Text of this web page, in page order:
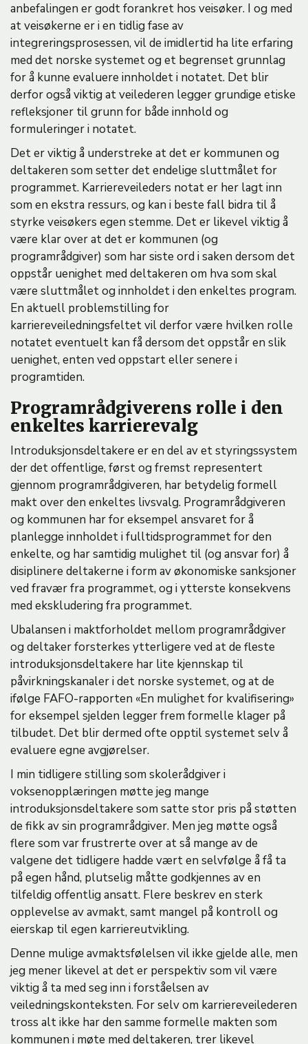
anbefalingen er godt forankret hos veisøker. I og med
at veisøkerne er i en tidlig fase av
integreringsprosessen, vil de imidlertid ha lite erfaring
med det norske systemet og et begrenset grunnlag
for å kunne evaluere innholdet i notatet. Det blir
derfor også viktig at veilederen legger grundige etiske
refleksjoner til grunn for både innhold og
formuleringer i notatet.
Det er viktig å understreke at det er kommunen og
deltakeren som setter det endelige sluttmålet for
programmet. Karriereveileders notat er her lagt inn
som en ekstra ressurs, og kan i beste fall bidra til å
styrke veisøkers egen stemme. Det er likevel viktig å
være klar over at det er kommunen (og
programrådgiver) som har siste ord i saken dersom det
oppstår uenighet med deltakeren om hva som skal
være sluttmålet og innholdet i den enkeltes program.
En aktuell problemstilling for
karriereveiledningsfeltet vil derfor være hvilken rolle
notatet eventuelt kan få dersom det oppstår en slik
uenighet, enten ved oppstart eller senere i
programtiden.
Programrådgiverens rolle i den
enkeltes karrierevalg
Introduksjonsdeltakere er en del av et styringssystem
der det offentlige, først og fremst representert
gjennom programrådgiveren, har betydelig formell
makt over den enkeltes livsvalg. Programrådgiveren
og kommunen har for eksempel ansvaret for å
planlegge innholdet i fulltidsprogrammet for den
enkelte, og har samtidig mulighet til (og ansvar for) å
disiplinere deltakerne i form av økonomiske sanksjoner
ved fravær fra programmet, og i ytterste konsekvens
med ekskludering fra programmet.
Ubalansen i maktforholdet mellom programrådgiver
og deltaker forsterkes ytterligere ved at de fleste
introduksjonsdeltakere har lite kjennskap til
påvirkningskanaler i det norske systemet, og at de
ifølge FAFO-rapporten «En mulighet for kvalifisering»
for eksempel sjelden legger frem formelle klager på
tilbudet. Det blir dermed ofte opptil systemet selv å
evaluere egne avgjørelser.
I min tidligere stilling som skolerådgiver i
voksenopplæringen møtte jeg mange
introduksjonsdeltakere som satte stor pris på støtten
de fikk av sin programrådgiver. Men jeg møtte også
flere som var frustrerte over at så mange av de
valgene det tidligere hadde vært en selvfølge å få ta
på egen hånd, plutselig måtte godkjennes av en
tilfeldig offentlig ansatt. Flere beskrev en sterk
opplevelse av avmakt, samt mangel på kontroll og
eierskap til egen karriereutvikling.
Denne mulige avmaktsfølelsen vil ikke gjelde alle, men
jeg mener likevel at det er perspektiv som vil være
viktig å ta med seg inn i forståelsen av
veiledningskonteksten. For selv om karriereveilederen
tross alt ikke har den samme formelle makten som
kommunen i møte med deltakeren, trer likevel